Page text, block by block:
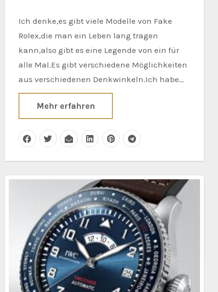
Ich denke,es gibt viele Modelle von Fake
Rolex,die man ein Leben lang tragen
kann,also gibt es eine Legende von ein für
alle Mal.Es gibt verschiedene Möglichkeiten
aus verschiedenen Denkwinkeln.Ich habe…
Mehr erfahren